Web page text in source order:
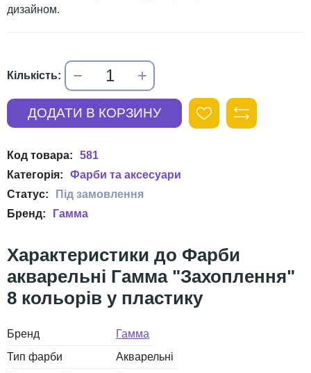
дизайном.
581
Фарби та аксесуари
Гамма
Фарби
акварельні Гамма "Захоплення"
8 кольорів у пластику
Бренд
Гамма
Тип фарби
Акварельні